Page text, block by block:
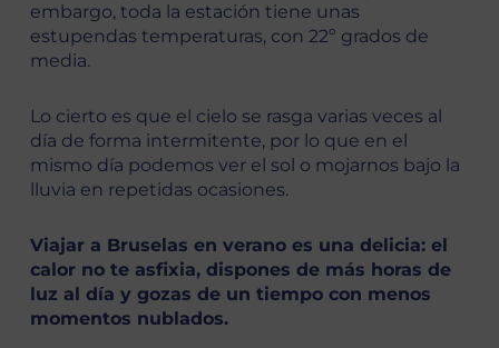
embargo, toda la estación tiene unas
estupendas temperaturas, con 22º grados de
media.
Lo cierto es que el cielo se rasga varias veces al
día de forma intermitente, por lo que en el
mismo día podemos ver el sol o mojarnos bajo la
lluvia en repetidas ocasiones.
Viajar a Bruselas en verano es una delicia: el
calor no te asfixia, dispones de más horas de
luz al día y gozas de un tiempo con menos
momentos nublados.